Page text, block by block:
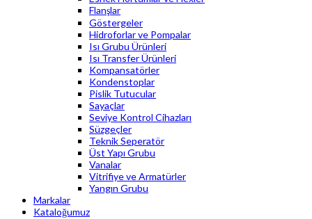
Flanşlar
Göstergeler
Hidroforlar ve Pompalar
Isı Grubu Ürünleri
Isı Transfer Ürünleri
Kompansatörler
Kondenstoplar
Pislik Tutucular
Sayaçlar
Seviye Kontrol Cihazları
Süzgeçler
Teknik Seperatör
Üst Yapı Grubu
Vanalar
Vitrifiye ve Armatürler
Yangın Grubu
Markalar
Kataloğumuz